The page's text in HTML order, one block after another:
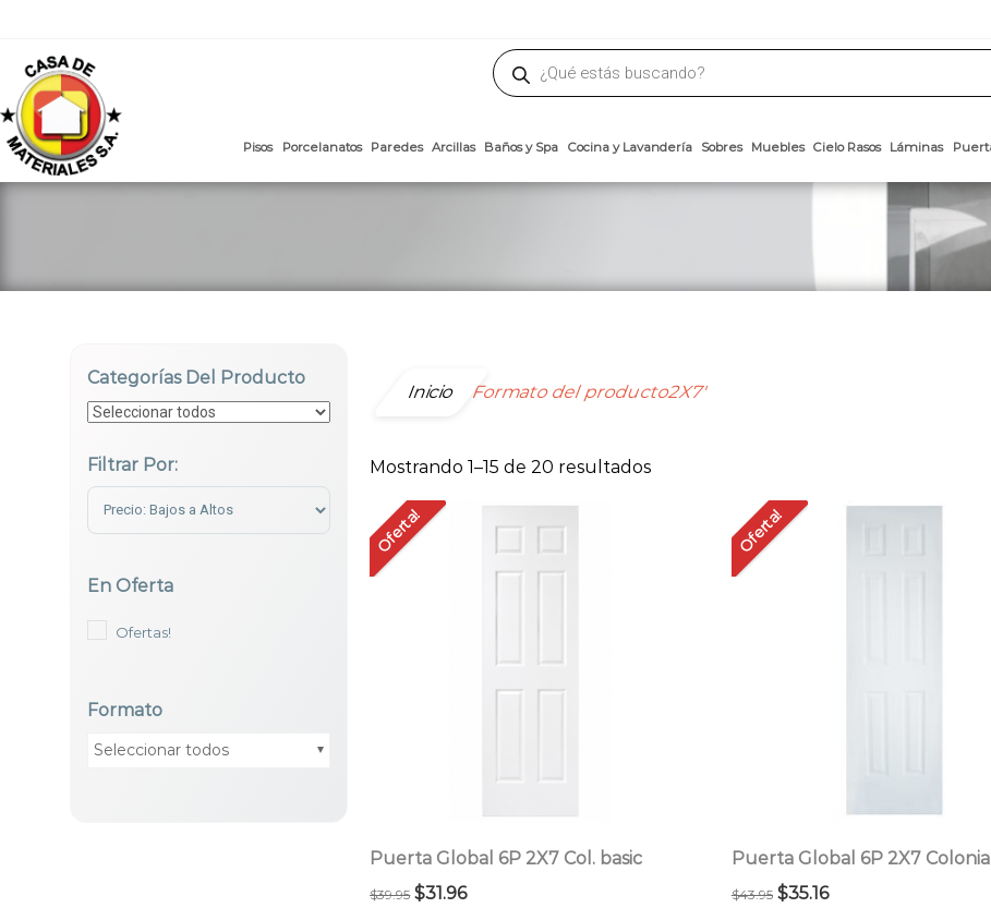
de
productos
Categorías Del Producto
Filtrar Por:
En Oferta
Ofertas!
Formato
Seleccionar todos
Inicio Formato del producto2X7'
Mostrando 1–15 de 20 resultadosOrdenado
Oferta!
Puerta Global 6P 2X7 Col. basic
$39.95 El
$31.96El
Oferta!
Puerta Global 6P 2X7 Colonial
$43.95 El
$35.16El